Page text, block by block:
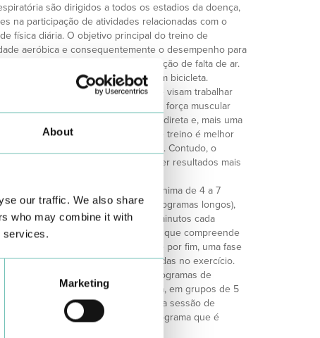
About
our traffic. We also share
who may combine it with
services.
Marketing
são dirigidos a todos os estadios da doença,
na participação de atividades relacionadas com o
física diária. O objetivo principal do treino de
aeróbica e consequentemente o desempenho para
dispêndio de energia e menor sensação de falta de ar.
desenvolvido em passadeira ou em bicicleta.
se em exercícios localizados que visam trabalhar
quando há diminuição da força muscular
inferiores, com manifestação direta e, mais uma
diárias. Muitas vezes, este tipo de treino é melhor
e com menor capacidade aeróbica. Contudo, o
treino parece ser a ideal para obter resultados mais
devem ter uma duração mínima de 4 a 7
estender-se até 12 semanas (programas longos),
2 a 3 vezes, com duração de 90 minutos cada
em 4 fases: aquecimento, exercício que compreende
e um período de treino de força e por fim, uma fase
das principais estruturas envolvidas no exercício.
uma equipa especializada em Programas de
estes no ginásio da Fisioterapia, em grupos de 5
6ªfeira, havendo quinzenalmente uma sessão de
sendo neste momento o único programa que é